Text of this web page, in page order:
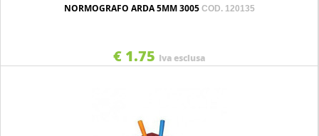
NORMOGRAFO ARDA 5MM 3005 COD. 120135
€ 1.75 Iva esclusa